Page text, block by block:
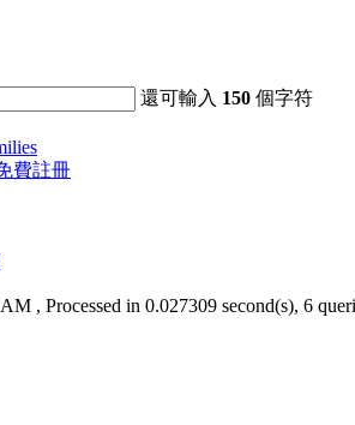
還可輸入 150 個字符
費註冊
AM , Processed in 0.027309 second(s), 6